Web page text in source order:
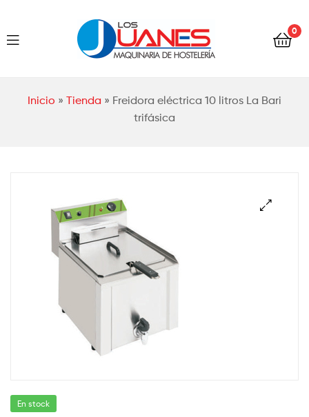
Los
0
Inicio » Tienda » Freidora eléctrica 10 litros La Bari
trifásica
Los
En stock